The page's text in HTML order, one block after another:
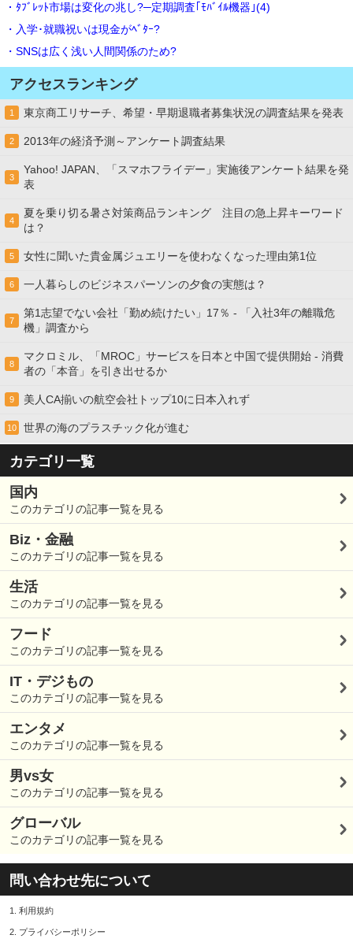
・ﾀﾌﾞﾚｯﾄ市場は変化の兆し?─定期調査｢ﾓﾊﾞｲﾙ機器｣(4)
・入学･就職祝いは現金がﾍﾞﾀｰ?
・SNSは広く浅い人間関係のため?
アクセスランキング
1 東京商工リサーチ、希望・早期退職者募集状況の調査結果を発表
2 2013年の経済予測～アンケート調査結果
3
Yahoo! JAPAN、「スマホフライデー」実施後アンケート結果を発
表
4
夏を乗り切る暑さ対策商品ランキング 注目の急上昇キーワード
は？
5 女性に聞いた貴金属ジュエリーを使わなくなった理由第1位
6 一人暮らしのビジネスパーソンの夕食の実態は？
7
第1志望でない会社「勤め続けたい」17％ - 「入社3年の離職危
機」調査から
8
マクロミル、「MROC」サービスを日本と中国で提供開始 - 消費
者の「本音」を引き出せるか
9 美人CA揃いの航空会社トップ10に日本入れず
10 世界の海のプラスチック化が進む
カテゴリ一覧
国内
このカテゴリの記事一覧を見る
Biz・金融
このカテゴリの記事一覧を見る
生活
このカテゴリの記事一覧を見る
フード
このカテゴリの記事一覧を見る
IT・デジもの
このカテゴリの記事一覧を見る
エンタメ
このカテゴリの記事一覧を見る
男vs女
このカテゴリの記事一覧を見る
グローバル
このカテゴリの記事一覧を見る
問い合わせ先について
1. 利用規約
2. プライバシーポリシー